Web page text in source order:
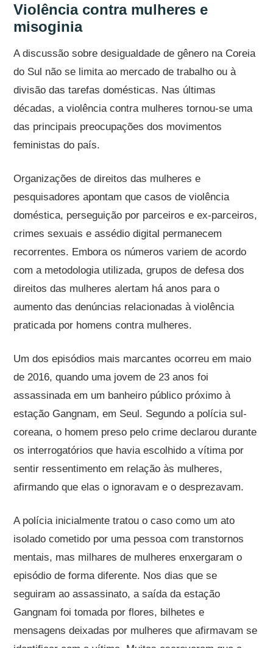
Violência contra mulheres e
misoginia
A discussão sobre desigualdade de gênero na Coreia
do Sul não se limita ao mercado de trabalho ou à
divisão das tarefas domésticas. Nas últimas
décadas, a violência contra mulheres tornou-se uma
das principais preocupações dos movimentos
feministas do país.
Organizações de direitos das mulheres e
pesquisadores apontam que casos de violência
doméstica, perseguição por parceiros e ex-parceiros,
crimes sexuais e assédio digital permanecem
recorrentes. Embora os números variem de acordo
com a metodologia utilizada, grupos de defesa dos
direitos das mulheres alertam há anos para o
aumento das denúncias relacionadas à violência
praticada por homens contra mulheres.
Um dos episódios mais marcantes ocorreu em maio
de 2016, quando uma jovem de 23 anos foi
assassinada em um banheiro público próximo à
estação Gangnam, em Seul. Segundo a polícia sul-
coreana, o homem preso pelo crime declarou durante
os interrogatórios que havia escolhido a vítima por
sentir ressentimento em relação às mulheres,
afirmando que elas o ignoravam e o desprezavam.
A polícia inicialmente tratou o caso como um ato
isolado cometido por uma pessoa com transtornos
mentais, mas milhares de mulheres enxergaram o
episódio de forma diferente. Nos dias que se
seguiram ao assassinato, a saída da estação
Gangnam foi tomada por flores, bilhetes e
mensagens deixadas por mulheres que afirmavam se